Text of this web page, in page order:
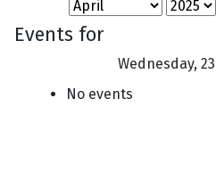
Events for
Wednesday,
No events